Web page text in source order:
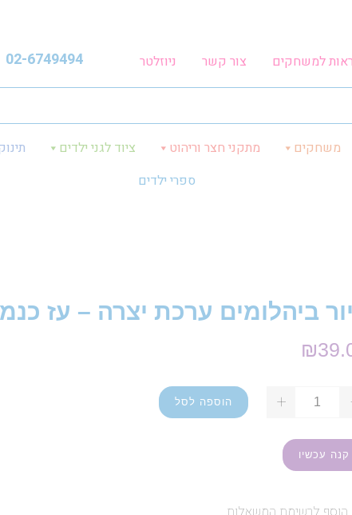
למשחקים צור קשר ניוזלטר 02-6749494
משחקים מתקני חצר וריהוט ציוד לגני ילדים
ספרי ילדים
ביהלומים ערכת יצרה – עז
₪
+ הוספה לסל
קנה עכשיו